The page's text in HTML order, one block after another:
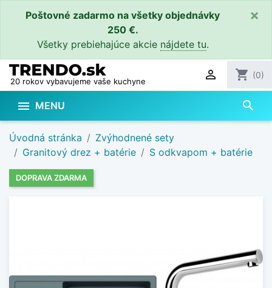
Poštovné zadarmo na všetky objednávky
250 €.
Všetky prebiehajúce akcie nájdete tu.
×
20 rokov vybavujeme vaše kuchyne  shopping_cart (0)
 MENU search
Úvodná stránka
Zvýhodnené sety
Granitový drez + batérie
S odkvapom + batérie
DOPRAVA ZDARMA